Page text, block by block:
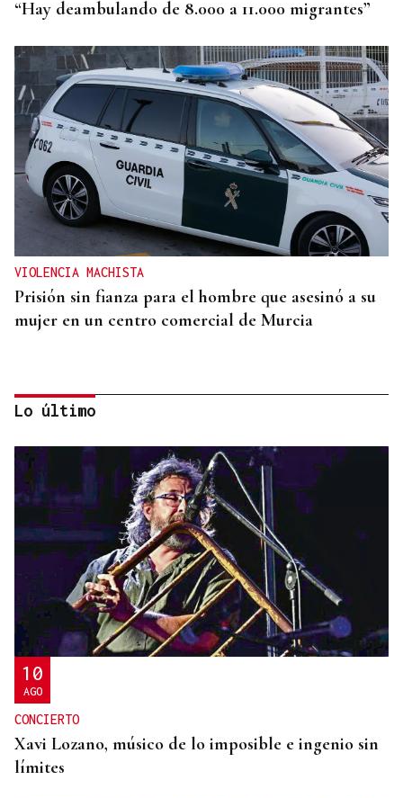
“Hay deambulando de 8.000 a 11.000 migrantes”
VIOLENCIA MACHISTA
Prisión sin fianza para el hombre que asesinó a su
mujer en un centro comercial de Murcia
ESPACIO SCHENGEN
Grande-Marlaska comunica a la Unión Europea la
decisión del gobierno de restablecer los controles
con Italia
Lo último
10
AGO
CONCIERTO
Xavi Lozano, músico de lo imposible e ingenio sin
límites